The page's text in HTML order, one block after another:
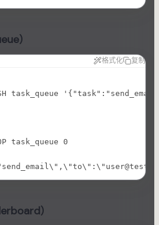
）
格式化 复制
task_queue
task_queue 0
）